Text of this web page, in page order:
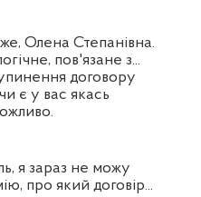
Олена Степанівна.
пов'язане з...
договору
є у вас якась
я зараз не можу
про який договір...